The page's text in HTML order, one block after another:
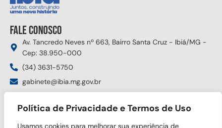
Política de Privacidade e Termos de Uso
Usamos cookies para melhorar sua experiência de
Fale conosco
Av. Tancredo Neves nº 663, Bairro Santa Cruz - Ibiá/MG -
Cep: 38.950-000
(34) 3631-5750
gabinete@ibia.mg.gov.br